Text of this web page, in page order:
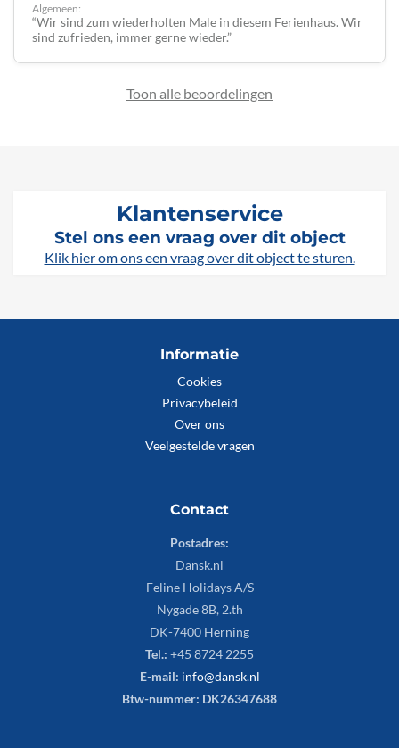
Algemeen:
Wir sind zum wiederholten Male in diesem Ferienhaus. Wir
sind zufrieden, immer gerne wieder.
Toon alle beoordelingen
Klantenservice
Stel ons een vraag over dit object
Klik hier om ons een vraag over dit object te sturen.
Informatie
Cookies
Privacybeleid
Over ons
Veelgestelde vragen
Contact
Postadres:
Dansk.nl
Feline Holidays A/S
Nygade 8B, 2.th
DK-7400 Herning
Tel.: +45 8724 2255
E-mail: info@dansk.nl
Btw-nummer: DK26347688